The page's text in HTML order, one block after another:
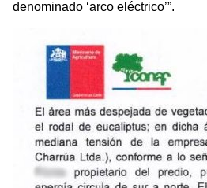
denominado ‘arco eléctrico’”.